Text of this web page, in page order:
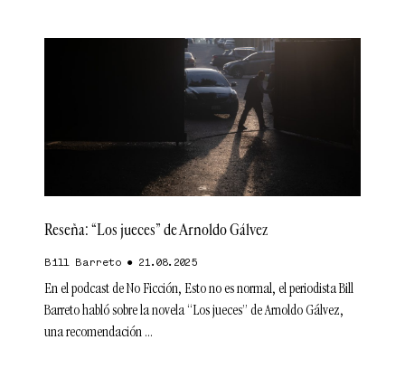
Reseña: “Los jueces” de Arnoldo Gálvez
Bill Barreto 21.08.2025
En el podcast de No Ficción, Esto no es normal, el periodista Bill
Barreto habló sobre la novela “Los jueces” de Arnoldo Gálvez,
una recomendación